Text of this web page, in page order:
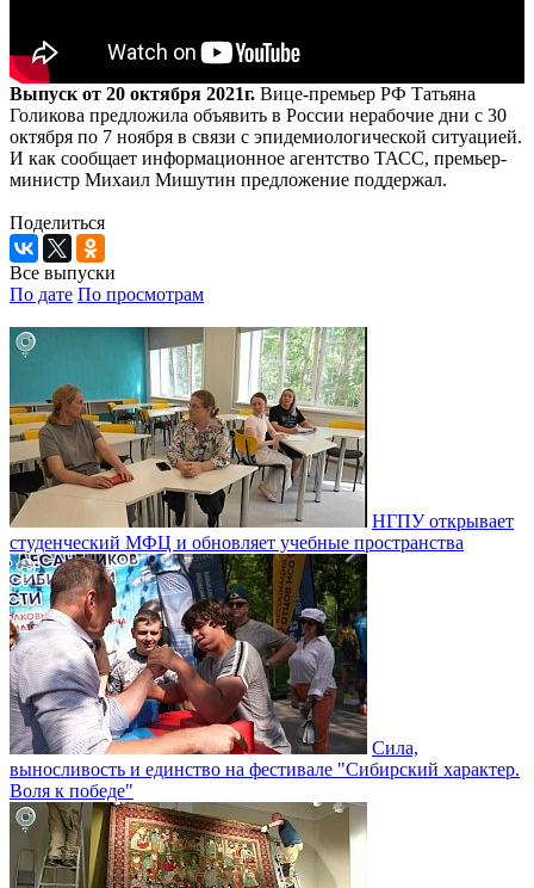
Выпуск от 20 октября 2021г. Вице-премьер РФ Татьяна
Голикова предложила объявить в России нерабочие дни с 30
октября по 7 ноября в связи с эпидемиологической ситуацией.
И как сообщает информационное агентство ТАСС, премьер-
министр Михаил Мишутин предложение поддержал.
Поделиться
Все выпуски
По дате По просмотрам
НГПУ открывает
студенческий МФЦ и обновляет учебные пространства
Сила,
выносливость и единство на фестивале "Сибирский характер.
Воля к победе"